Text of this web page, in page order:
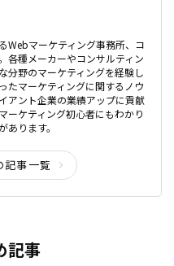
Webマーケティング事務所、コ
各種メーカーやコンサルティン
分野のマーケティングを経験し
たマーケティングに関するノウ
アント企業の業績アップに貢献
ーケティング初心者にもわかり
あります。
記事一覧
記事